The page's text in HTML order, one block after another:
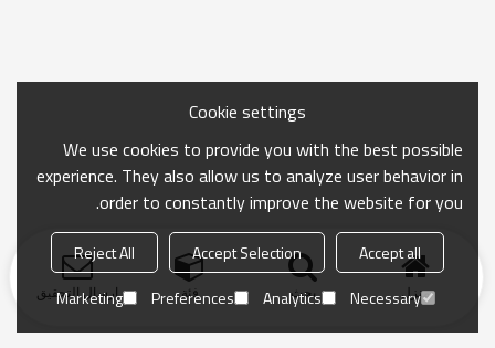
منزل بحث فئة ارسال التحقيق
Cookie settings
We use cookies to provide you with the best possible
experience. They also allow us to analyze user behavior in
order to constantly improve the website for you.
Accept all
Accept Selection
Reject All
Necessary
Analytics
Preferences
Marketing